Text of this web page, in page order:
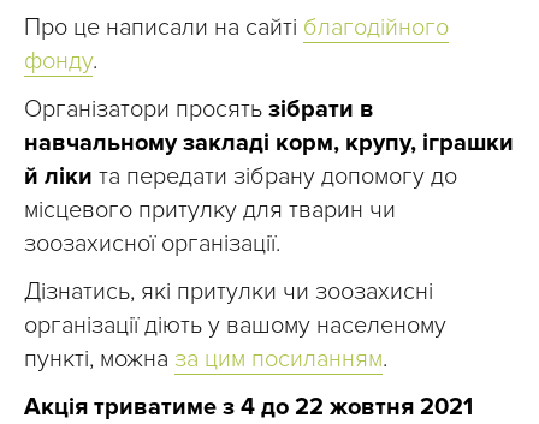
Про це написали на сайті благодійного
фонду.
Організатори просять зібрати в
навчальному закладі корм, крупу, іграшки
й ліки та передати зібрану допомогу до
місцевого притулку для тварин чи
зоозахисної організації.
Дізнатись, які притулки чи зоозахисні
організації діють у вашому населеному
пункті, можна за цим посиланням.
Акція триватиме з 4 до 22 жовтня 2021